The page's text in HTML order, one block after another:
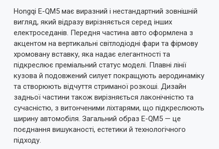
Hongqi E-QM5 має виразний і нестандартний зовнішній
вигляд, який відразу вирізняється серед інших
електроседанів. Передня частина авто оформлена з
акцентом на вертикальні світлодіодні фари та фірмову
хромовану вставку, яка надає елегантності та
підкреслює преміальний статус моделі. Плавні лінії
кузова й подовжений силует покращують аеродинаміку
та створюють відчуття стриманої розкоші. Дизайн
задньої частини також вирізняється лаконічністю та
сучасністю, з витонченими ліхтарями, що підкреслюють
ширину автомобіля. Загальний образ E-QM5 — це
поєднання вишуканості, естетики й технологічного
підходу.